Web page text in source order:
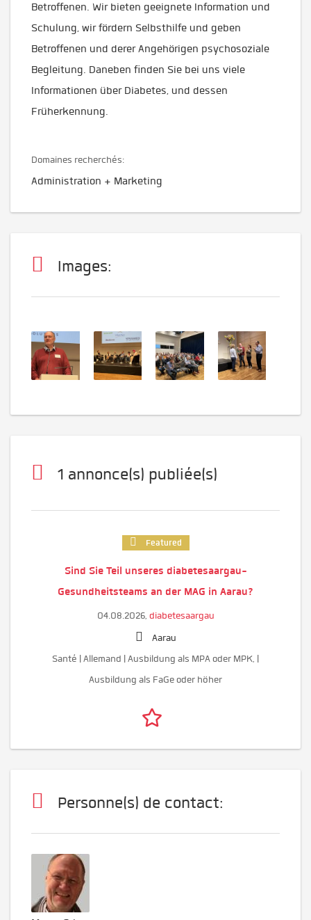
Betroffenen. Wir bieten geeignete Information und
Schulung, wir fördern Selbsthilfe und geben
Betroffenen und derer Angehörigen psychosoziale
Begleitung. Daneben finden Sie bei uns viele
Informationen über Diabetes, und dessen
Früherkennung.
Domaines recherchés:
Administration + Marketing
Images:
1 annonce(s) publiée(s)
Featured
Sind Sie Teil unseres diabetesaargau-
Gesundheitsteams an der MAG in Aarau?
04.08.2026, diabetesaargau
Aarau
Santé | Allemand | Ausbildung als MPA oder MPK, |
Ausbildung als FaGe oder höher
Personne(s) de contact: